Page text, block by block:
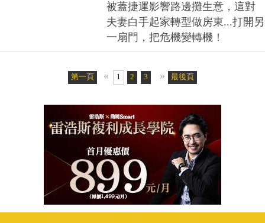
被蓋捷運影響路邊攤生意，這對
夫妻白手起家轉型做房東...打開另
一扇門，把危機變轉機！
第一頁 « 1 2 3 4 5 6
» 最後頁